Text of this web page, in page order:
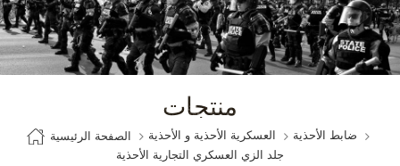
منتجات
الصفحة الرئيسية العسكرية الأحذية و الأحذية
ضابط الأحذية
جلد الزي العسكري التجارية الأحذية